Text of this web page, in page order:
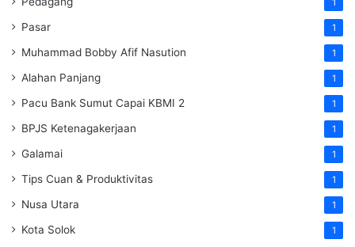
Pasar 1
Muhammad Bobby Afif Nasution 1
Alahan Panjang 1
Pacu Bank Sumut Capai KBMI 2 1
BPJS Ketenagakerjaan 1
Galamai 1
Tips Cuan & Produktivitas 1
Nusa Utara 1
Kota Solok 1